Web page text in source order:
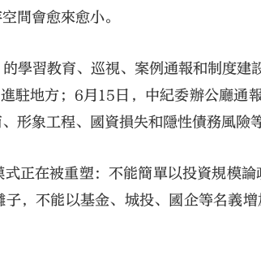
間會愈來愈小。
學習教育、巡視、案例通報和制度建
駐地方；6月15日，中紀委辦公廳通
形象工程、國資損失和隱性債務風險
正在被重塑：不能簡單以投資規模
，不能以基金、城投、國企等名義